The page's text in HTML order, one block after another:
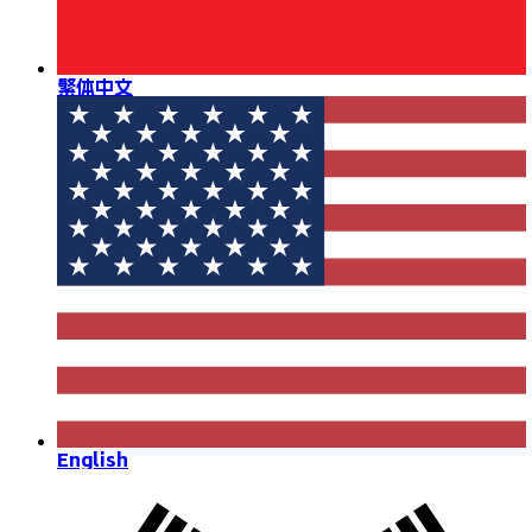
繁体中文
English